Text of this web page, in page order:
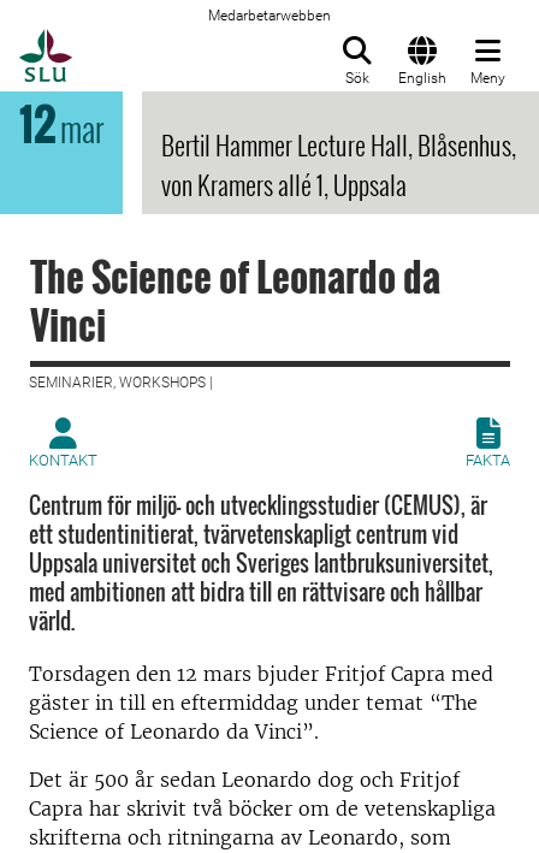
Medarbetarwebben
Sök English Meny
12mar
Bertil Hammer Lecture Hall, Blåsenhus,
von Kramers allé 1, Uppsala
The Science of Leonardo da
Vinci
SEMINARIER, WORKSHOPS |
KONTAKT FAKTA
Centrum för miljö- och utvecklingsstudier (CEMUS), är
ett studentinitierat, tvärvetenskapligt centrum vid
Uppsala universitet och Sveriges lantbruksuniversitet,
med ambitionen att bidra till en rättvisare och hållbar
värld.
Torsdagen den 12 mars bjuder Fritjof Capra med
gäster in till en eftermiddag under temat “The
Science of Leonardo da Vinci”.
Det är 500 år sedan Leonardo dog och Fritjof
Capra har skrivit två böcker om de vetenskapliga
skrifterna och ritningarna av Leonardo, som